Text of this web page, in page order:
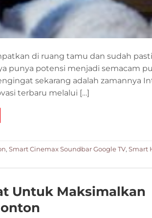
di ruang tamu dan sudah
punya potensi menjadi semacam
sekarang adalah zamannya
terbaru melalui […]
, Smart Cinemax Soundbar Google TV, Smart
Untuk Maksimalkan